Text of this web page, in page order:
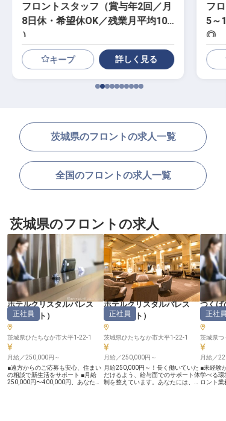
フロントスタッフ（賞与年2回／月
8日休・希望休OK／残業月平均10h
）
キープ 詳しく見る
フ
5～
◎
茨城県のフロントの求人一覧
全国のフロントの求人一覧
茨城県のフロントの求人
ホテルクリスタルパレス
（フロント ）
正社員
茨城県ひたちなか市大平1-22-1
月給／250,000円～
■遠方からのご応募も安心、住まい
の相談で新生活をサポート ■月給
250,000円〜400,000円、あなたの
ホテルクリスタルパレス
（フロント ）
正社員
茨城県ひたちなか市大平1-22-1
月給／250,000円～
月給250,000円～！長く働いていた
だけるよう、給与面でのサポート体
制を整えています。あなたには、ホ
つくば
（フロ
正社員
茨城県つ
月給／
■未経験
学べる環
ロント